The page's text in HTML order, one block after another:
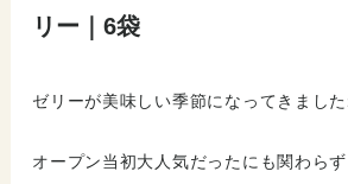
リー｜6袋
ゼリーが美味しい季節になってきました
オープン当初大人気だったにも関わらず